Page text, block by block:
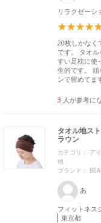
リラクゼーシ
20枚しかなく
です。 タオ
すい足枕に使
生的です。
ンで留めてま
3 人が参考に
タオル地ス
ラウン
カテゴリ： ア
他
ブランド：
あ
フィットネス
東京都